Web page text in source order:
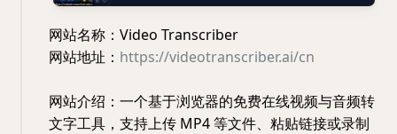
网站名称：Video Transcriber
网站地址： https://videotranscriber.ai/cn
网站介绍：一个基于浏览器的免费在线视频与音频转
文字工具，支持上传 MP4 等文件、粘贴链接或录制